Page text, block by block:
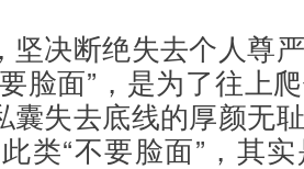
坚决断绝失去个人尊
脸面”，是为了往上
囊失去底线的厚颜无
类“不要脸面”，其